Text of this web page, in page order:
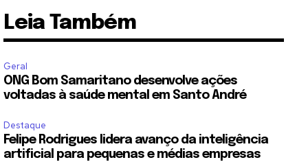
Leia Também
Geral
ONG Bom Samaritano desenvolve ações
voltadas à saúde mental em Santo André
Destaque
Felipe Rodrigues lidera avanço da inteligência
artificial para pequenas e médias empresas